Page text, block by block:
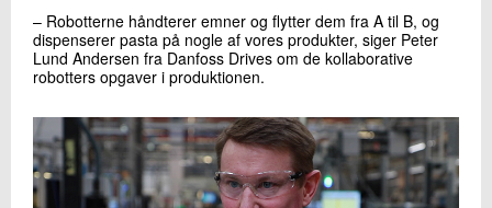
– Robotterne håndterer emner og flytter dem fra A til B, og
dispenserer pasta på nogle af vores produkter, siger Peter
Lund Andersen fra Danfoss Drives om de kollaborative
robotters opgaver i produktionen.